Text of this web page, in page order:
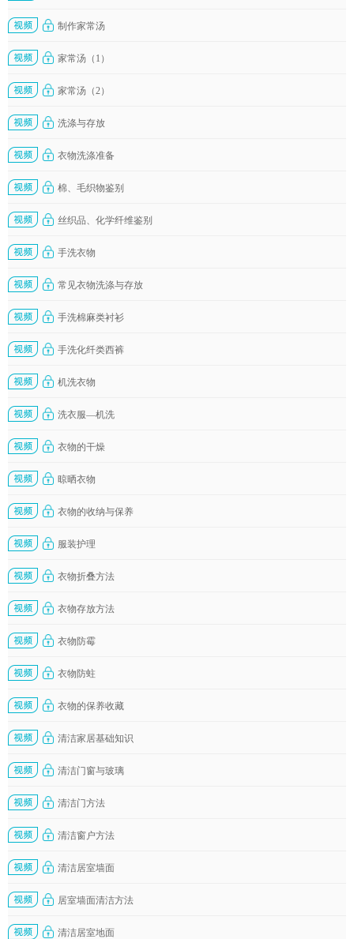
制作家常汤
家常汤（1）
家常汤（2）
洗涤与存放
衣物洗涤准备
棉、毛织物鉴别
丝织品、化学纤维鉴别
手洗衣物
常见衣物洗涤与存放
手洗棉麻类衬衫
手洗化纤类西裤
机洗衣物
洗衣服—机洗
衣物的干燥
晾晒衣物
衣物的收纳与保养
服装护理
衣物折叠方法
衣物存放方法
衣物防霉
衣物防蛀
衣物的保养收藏
清洁家居基础知识
清洁门窗与玻璃
清洁门方法
清洁窗户方法
清洁居室墙面
居室墙面清洁方法
清洁居室地面